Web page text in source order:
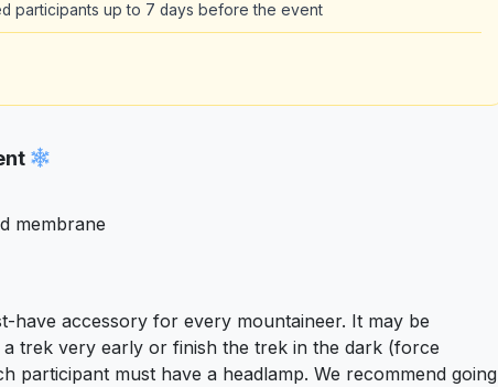
participants up to 7 days before the event
membrane
have accessory for every mountaineer. It may be
trek very early or finish the trek in the dark (force
participant must have a headlamp. We recommend going